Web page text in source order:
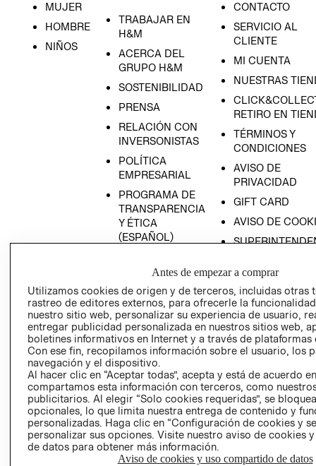
MUJER
HOMBRE
NIÑOS
TRABAJAR EN
H&M
ACERCA DEL
GRUPO H&M
SOSTENIBILIDAD
PRENSA
RELACIÓN CON
INVERSONISTAS
POLÍTICA
EMPRESARIAL
PROGRAMA DE
TRANSPARENCIA
Y ÉTICA
(ESPAÑOL)
TRANSPARENCIA
Y ÉTICA (INGLÉS)
CONTACTO
SERVICIO AL
CLIENTE
MI CUENTA
NUESTRAS
RETIRO EN
TÉRMINOS Y
CONDICIONES
AVISO DE
PRIVACIDAD
GIFT CARD
AVISO DE
COMERCIO - SIC
PETICIONES
QUEJAS Y
RECLAMOS
Colombia ($)
CAMBIAR REGIÓN
Antes de empezar a comprar
Utilizamos cookies de origen y de terceros, incluidas otras
rastreo de editores externos, para ofrecerle la
nuestro sitio web, personalizar su experiencia de usuario,
entregar publicidad personalizada en nuestros sitios web,
boletines informativos en Internet y a través de plataformas
Con ese fin, recopilamos información sobre el usuario, los
navegación y el dispositivo.
Al hacer clic en “Aceptar todas”, acepta y está de acuerdo
compartamos esta información con terceros, como
publicitarios. Al elegir “Solo cookies requeridas”, se
opcionales, lo que limita nuestra entrega de contenido y
personalizadas. Haga clic en “Configuración de cookies y
personalizar sus opciones. Visite nuestro aviso de cookies
de datos para obtener más información.
Aviso de cookies y uso compartido de datos